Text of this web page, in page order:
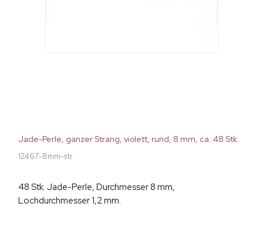
Jade-Perle, ganzer Strang, violett, rund, 8 mm, ca. 48 Stk.
12467-8mm-str
48 Stk. Jade-Perle, Durchmesser 8 mm,
Lochdurchmesser 1,2 mm.